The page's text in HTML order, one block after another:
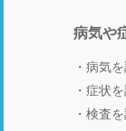
病気や
病気
症状
検査